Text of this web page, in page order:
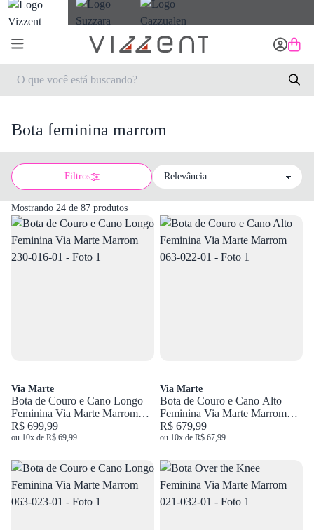
Bota feminina marrom
Filtros
Sort by
Mostrando 24 de 87 produtos
Via Marte
Bota de Couro e Cano Longo
Feminina Via Marte Marrom
230-016-01
R$ 699,99
ou 10x de R$ 69,99
Via Marte
Bota de Couro e Cano Alto
Feminina Via Marte Marrom
063-022-01
R$ 679,99
ou 10x de R$ 67,99